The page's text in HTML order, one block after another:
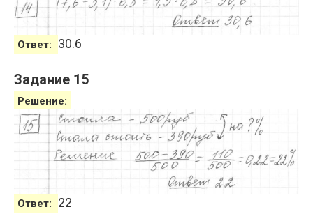
Ответ: 30.6
Задание 15
Решение:
Ответ: 22